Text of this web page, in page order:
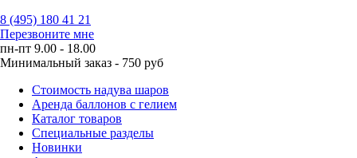
8 (495) 180 41 21
Перезвоните мне
пн-пт 9.00 - 18.00
Минимальный заказ - 750 руб
Стоимость надува шаров
Аренда баллонов с гелием
Каталог товаров
Специальные разделы
Новинки